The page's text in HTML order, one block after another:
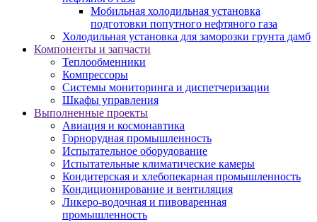
Мобильная холодильная установка
подготовки попутного нефтяного газа
Холодильная установка для заморозки грунта дамб
Компоненты и запчасти
Теплообменники
Компрессоры
Системы мониторинга и диспетчеризации
Шкафы управления
Выполненные проекты
Авиация и космонавтика
Горнорудная промышленность
Испытательное оборудование
Испытательные климатические камеры
Кондитерская и хлебопекарная промышленность
Кондиционирование и вентиляция
Ликеро-водочная и пивоваренная
промышленность